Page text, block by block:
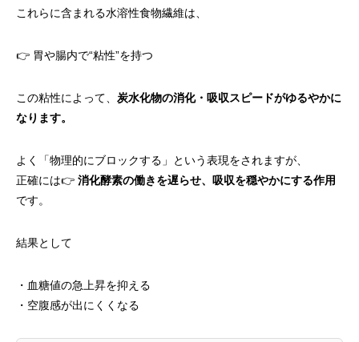
これらに含まれる水溶性食物繊維は、
👉 胃や腸内で“粘性”を持つ
この粘性によって、 炭水化物の消化・吸収スピードがゆるやかに
なります。
よく「物理的にブロックする」という表現をされますが、
正確には👉 消化酵素の働きを遅らせ、吸収を穏やかにする作用
です。
結果として
・血糖値の急上昇を抑える
・空腹感が出にくくなる